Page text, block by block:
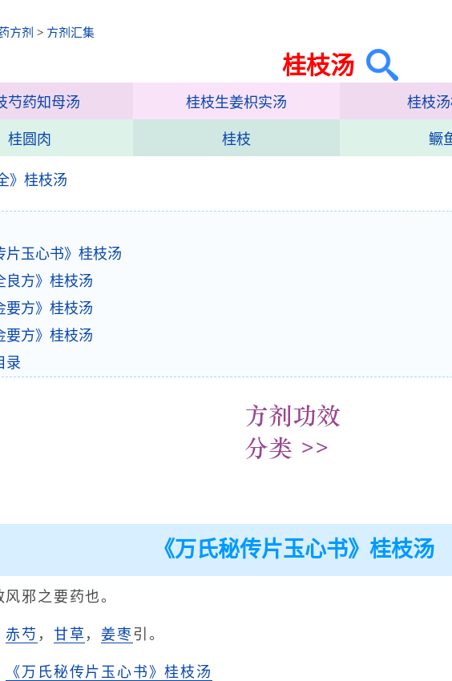
方剂 > 方剂汇集
桂枝汤
芍药知母汤 桂枝生姜枳实汤 桂枝
桂圆肉 桂枝 鳜
》桂枝汤
片玉心书》桂枝汤
良方》桂枝汤
要方》桂枝汤
要方》桂枝汤
录
《万氏秘传片玉心书》桂枝汤
风邪之要药也。
赤芍 ， 甘草 ，姜枣引。
《万氏秘传片玉心书》桂枝汤